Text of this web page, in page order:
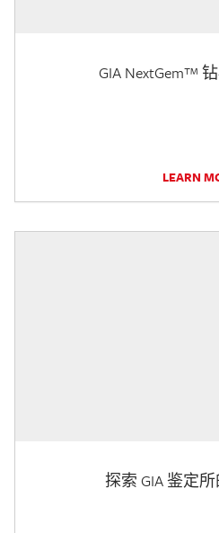
GIA NextGem™
LEARN
探索 GIA 鉴定